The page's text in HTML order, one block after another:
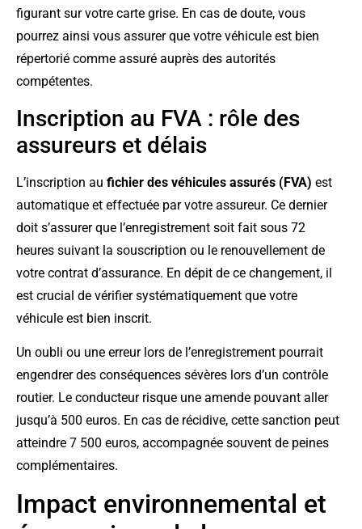
figurant sur votre carte grise. En cas de doute, vous
pourrez ainsi vous assurer que votre véhicule est bien
répertorié comme assuré auprès des autorités
compétentes.
Inscription au FVA : rôle des
assureurs et délais
L’inscription au fichier des véhicules assurés (FVA) est
automatique et effectuée par votre assureur. Ce dernier
doit s’assurer que l’enregistrement soit fait sous 72
heures suivant la souscription ou le renouvellement de
votre contrat d’assurance. En dépit de ce changement, il
est crucial de vérifier systématiquement que votre
véhicule est bien inscrit.
Un oubli ou une erreur lors de l’enregistrement pourrait
engendrer des conséquences sévères lors d’un contrôle
routier. Le conducteur risque une amende pouvant aller
jusqu’à 500 euros. En cas de récidive, cette sanction peut
atteindre 7 500 euros, accompagnée souvent de peines
complémentaires.
Impact environnemental et